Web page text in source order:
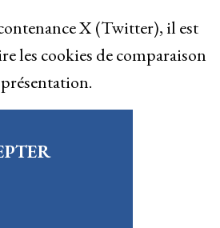
X (Twitter), il est
les cookies de comparaison